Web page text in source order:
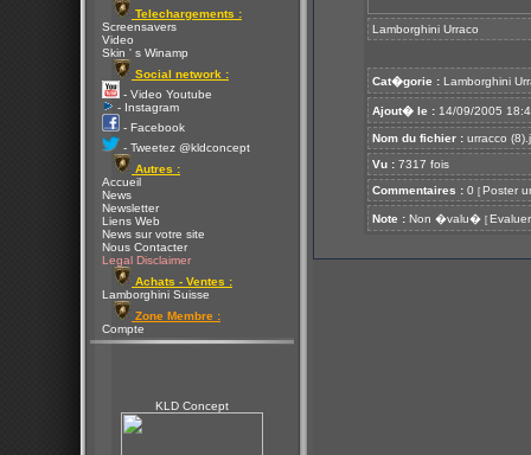
Telechargements :
Screensavers
Video
Skin ' s Winamp
Social network :
- Video Youtube
- Instagram
- Facebook
- Tweetez @kldconcept
Autres :
Accueil
News
Newsletter
Liens Web
News sur votre site
Nous Contacter
Legal Disclaimer
Achats - Ventes :
Lamborghini Suisse
Zone Membre :
Compte
KLD Concept
Lamborghini Urraco
Cat�gorie : Lamborghini
Ajout� le : 14/09/2005
Nom du fichier : urracco
Vu : 7317 fois
Commentaires : 0 [ Poster
Note : Non �valu� [ Evaluer